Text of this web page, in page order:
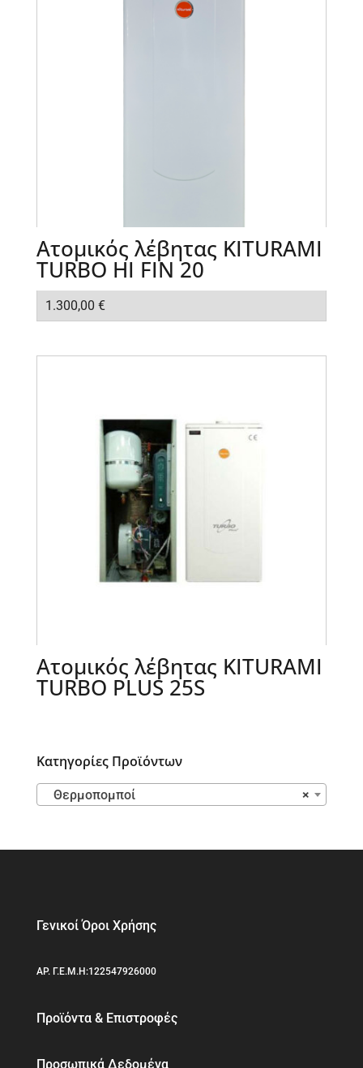
Ατομικός λέβητας KITURAMI
TURBO HI FIN 20
1.300,00 €
Ατομικός λέβητας KITURAMI
TURBO PLUS 25S
Κατηγορίες Προϊόντων
×
Θερμοπομποί
Γενικοί Όροι Χρήσης
ΑΡ. Γ.Ε.Μ.Η:122547926000
Προϊόντα & Επιστροφές
Προσωπικά Δεδομένα